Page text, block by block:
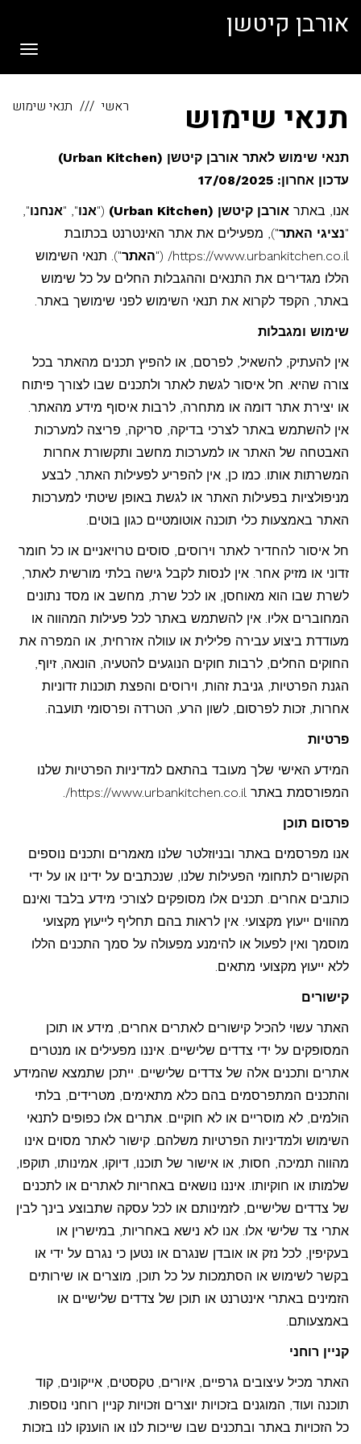
אורבן קיטשן
ראשי תנאי שימוש תנאי שימוש
תנאי שימוש לאתר אורבן קיטשן (Urban Kitchen)
עדכון אחרון: 17/08/2025
אנו, באתר אורבן קיטשן (Urban Kitchen) ("אנו", "אנחנו",
"נציגי האתר"), מפעילים את אתר האינטרנט בכתובת
https://www.urbankitchen.co.il/ ("
האתר"). תנאי השימוש
הללו מגדירים את התנאים וההגבלות החלים על כל שימוש
באתר, הקפד לקרוא את תנאי השימוש לפני שימושך באתר.
שימוש ומגבלות
אין להעתיק, להשאיל, לפרסם, או להפיץ תכנים מהאתר בכל
צורה שהיא. חל איסור לגשת לאתר ולתכנים שבו לצורך פיתוח
או יצירת אתר דומה או מתחרה, לרבות איסוף מידע מהאתר.
אין להשתמש באתר לצרכי בדיקה, סריקה, פריצה למערכות
האבטחה של האתר או למערכות מחשב ותקשורת אחרות
המשרתות אותו. כמו כן, אין להפריע לפעילות האתר, לבצע
מניפולציות בפעילות האתר או לגשת באופן שיטתי למערכות
האתר באמצעות כלי תוכנה אוטומטיים כגון בוטים.
חל איסור להחדיר לאתר וירוסים, סוסים טרויאניים או כל חומר
זדוני או מזיק אחר. אין לנסות לקבל גישה בלתי מורשית לאתר,
לשרת שבו הוא מאוחסן, או לכל שרת, מחשב או מסד נתונים
המחוברים אליו. אין להשתמש באתר לכל פעילות המהווה או
מעודדת ביצוע עבירה פלילית או עוולה אזרחית, או המפרה את
החוקים החלים, לרבות חוקים הנוגעים להטעיה, הונאה, זיוף,
הגנת הפרטיות, גניבת זהות, וירוסים והפצת תוכנות זדוניות
אחרות, זכות לפרסום, לשון הרע, הטרדה ופרסומי תועבה.
פרטיות
המידע האישי שלך מעובד בהתאם למדיניות הפרטיות שלנו
המפורסמת באתר https://www.urbankitchen.co.il/.
פרסום תוכן
אנו מפרסמים באתר ובניוזלטר שלנו מאמרים ותכנים נוספים
הקשורים לתחומי הפעילות שלנו, שנכתבים על ידינו או על ידי
כותבים אחרים. תכנים אלו מסופקים לצורכי מידע בלבד ואינם
מהווים ייעוץ מקצועי. אין לראות בהם תחליף לייעוץ מקצועי
מוסמך ואין לפעול או להימנע מפעולה על סמך התכנים הללו
ללא ייעוץ מקצועי מתאים.
קישורים
האתר עשוי להכיל קישורים לאתרים אחרים, מידע או תוכן
המסופקים על ידי צדדים שלישיים. איננו מפעילים או מנטרים
אתרים ותכנים אלה של צדדים שלישיים. ייתכן שתמצא שהמידע
והתכנים המתפרסמים בהם כלא מתאימים, מטרידים, בלתי
הולמים, לא מוסריים או לא חוקיים. אתרים אלו כפופים לתנאי
השימוש ולמדיניות הפרטיות משלהם. קישור לאתר מסוים אינו
מהווה תמיכה, חסות, או אישור של תוכנו, דיוקו, אמינותו, תוקפו,
שלמותו או חוקיותו. איננו נושאים באחריות לאתרים או לתכנים
של צדדים שלישיים, לזמינותם או לכל עסקה שתבוצע בינך לבין
אתרי צד שלישי אלו. אנו לא נישא באחריות, במישרין או
בעקיפין, לכל נזק או אובדן שנגרם או נטען כי נגרם על ידי או
בקשר לשימוש או הסתמכות על כל תוכן, מוצרים או שירותים
הזמינים באתרי אינטרנט או תוכן של צדדים שלישיים או
באמצעותם.
קניין רוחני
האתר מכיל עיצובים גרפיים, איורים, טקסטים, אייקונים, קוד
תוכנה ועוד, המוגנים בזכויות יוצרים וזכויות קניין רוחני נוספות.
כל הזכויות באתר ובתכנים שבו שייכות לנו או הוענקו לנו בזכות